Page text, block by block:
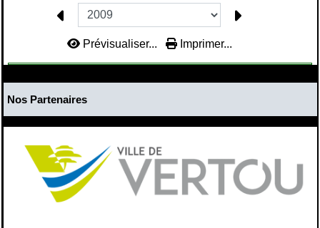
Prévisualiser... Imprimer...
Nos Partenaires